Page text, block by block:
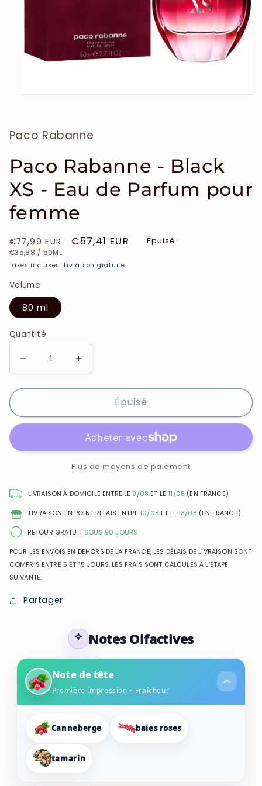
dans
une
modale
Paco Rabanne
Paco Rabanne - Black
XS - Eau de Parfum pour
femme
Prix
habituel
€77,99 EUR
Prix
€57,41 EUR
PRIX
€35,88 / PAR
50ML
Épuisé
Taxes incluses. Livraison gratuite
Volume
80 ml
Quantité
Réduire
la
quantité
Paco
Rabanne
Black
Eau
Parfum
pour
Augmenter
la
quantité
Paco
Black
XS
Eau
Parfum
pour
Épuisé
Plus de moyens de paiement
LIVRAISON À DOMICILE ENTRE LE 9/08 ET LE 11/08 (EN FRANCE)
LIVRAISON EN POINT RELAIS ENTRE 10/08 ET LE 13/08 (EN FRANCE)
RETOUR GRATUIT SOUS 90 JOURS
POUR LES ENVOIS EN DEHORS DE LA FRANCE, LES DÉLAIS DE LIVRAISON SONT
COMPRIS ENTRE 5 ET 15 JOURS. LES FRAIS SONT CALCULÉS À L’ÉTAPE
SUIVANTE.
Partager
Notes Olfactives
Note de tête
Première impression • Fraîcheur
Canneberge baies roses
tamarin